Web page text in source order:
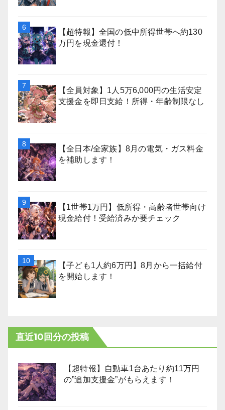
【超特報】全国の低中所得世帯へ約130
万円を現金還付！
【全員対象】1人5万6,000円の生活安定
支援金を即日支給！所得・年齢制限なし
【全日本/全家族】8月の電気・ガス料金
を補助します！
【1世帯1万円】低所得・高齢者世帯向け
現金給付！受給済みか要チェック
【子ども1人約6万円】8月から一括給付
を開始します！
直近10回分の投稿
【超特報】自動車1台あたり約11万円
の”追加支援金”がもらえます！